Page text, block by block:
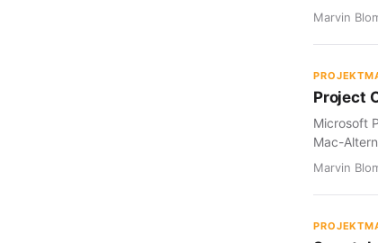
Marvin
Project
Microsoft
Mac-
Marvin